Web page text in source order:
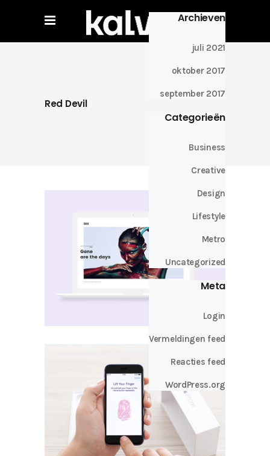
Archieven
juli 2021
oktober 2017
september 2017
Categorieën
Business
Creative
Design
Lifestyle
Metro
Uncategorized
Meta
Login
Vermeldingen feed
Reacties feed
WordPress.org
Red Devil